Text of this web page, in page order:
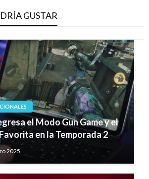
GUSTAR
el Modo Gun Game y el
en la Temporada 2
2025